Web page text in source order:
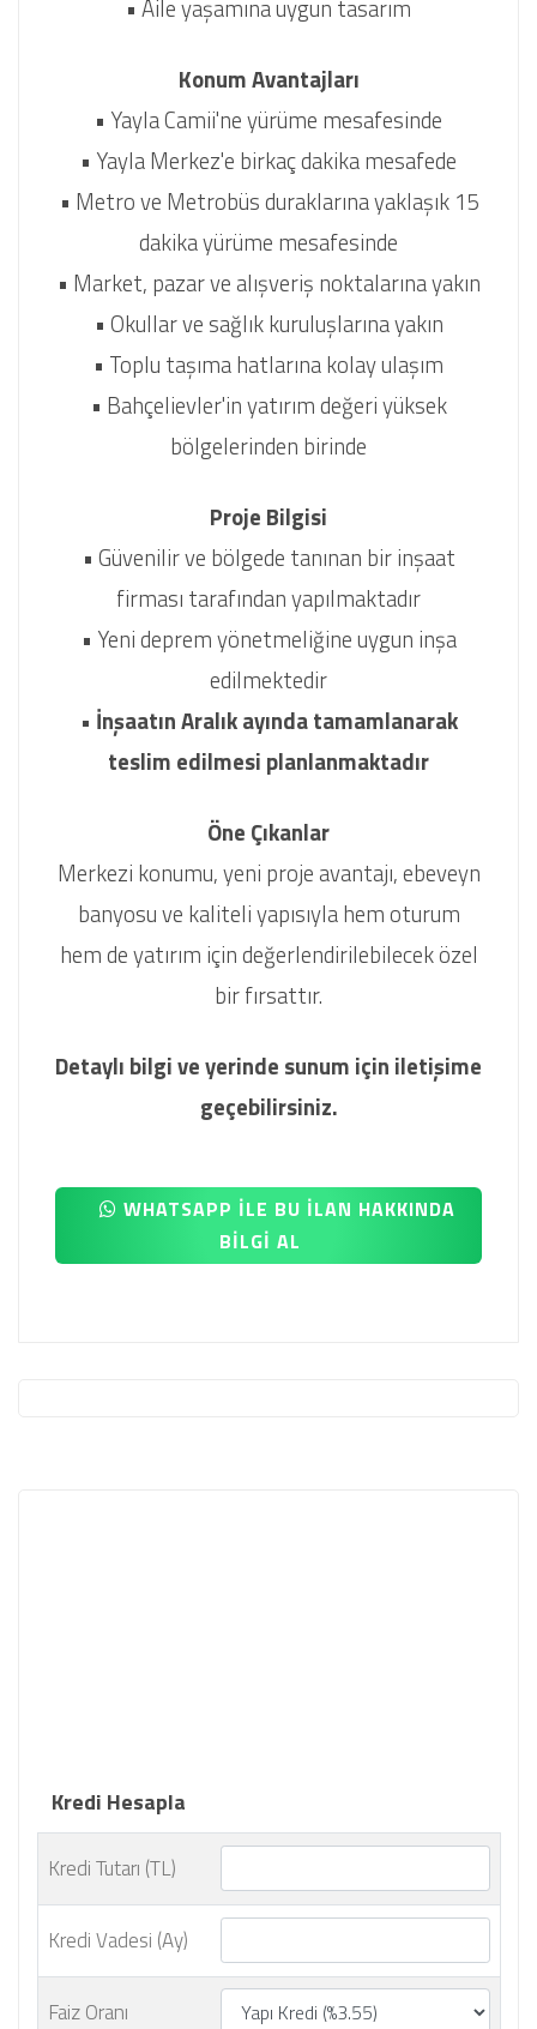
• Aile yaşamına uygun tasarım
Konum Avantajları
• Yayla Camii'ne yürüme mesafesinde
• Yayla Merkez'e birkaç dakika mesafede
• Metro ve Metrobüs duraklarına yaklaşık 15
dakika yürüme mesafesinde
• Market, pazar ve alışveriş noktalarına yakın
• Okullar ve sağlık kuruluşlarına yakın
• Toplu taşıma hatlarına kolay ulaşım
• Bahçelievler'in yatırım değeri yüksek
bölgelerinden birinde
Proje Bilgisi
• Güvenilir ve bölgede tanınan bir inşaat
firması tarafından yapılmaktadır
• Yeni deprem yönetmeliğine uygun inşa
edilmektedir
• İnşaatın Aralık ayında tamamlanarak
teslim edilmesi planlanmaktadır
Öne Çıkanlar
Merkezi konumu, yeni proje avantajı, ebeveyn
banyosu ve kaliteli yapısıyla hem oturum
hem de yatırım için değerlendirilebilecek özel
bir fırsattır.
Detaylı bilgi ve yerinde sunum için iletişime
geçebilirsiniz.
WHATSAPP İLE BU İLAN HAKKINDA
BİLGİ AL
Kredi Hesapla
Kredi Tutarı (TL)
Kredi Vadesi (Ay)
Faiz Oranı